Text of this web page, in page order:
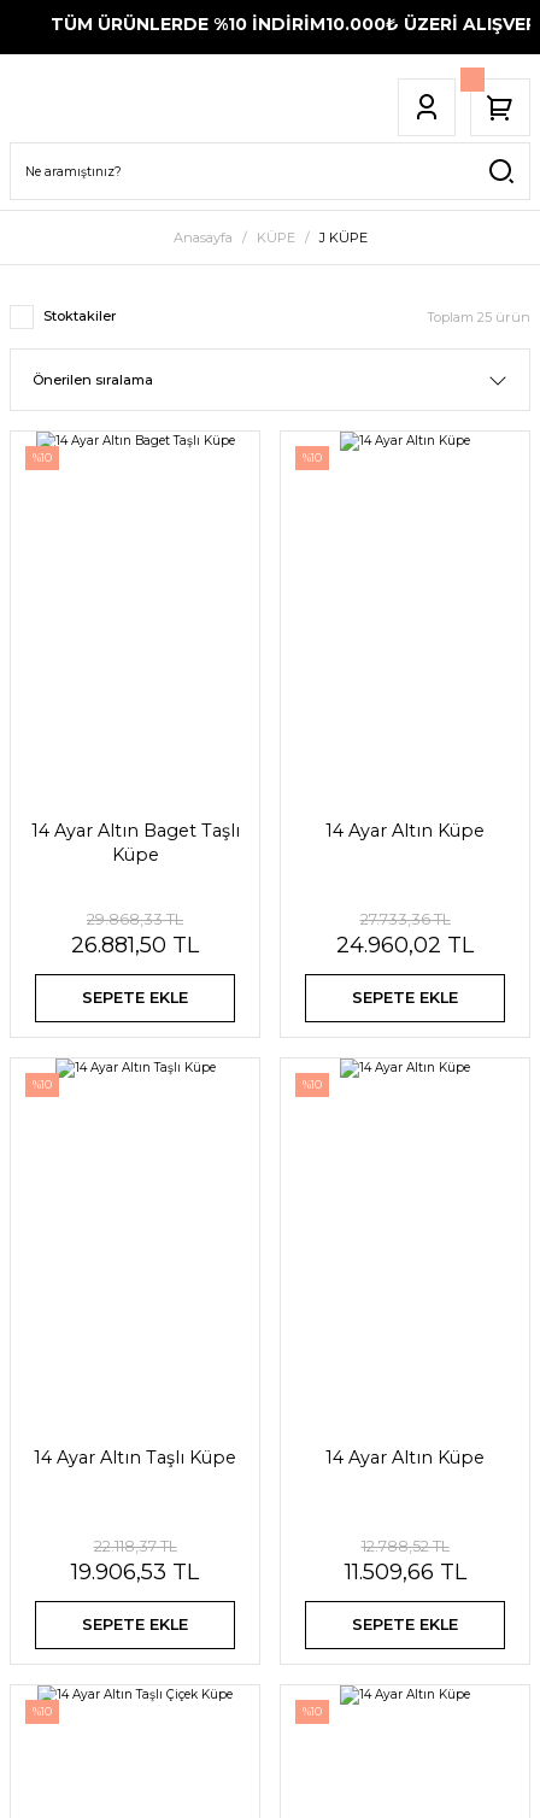
TÜM ÜRÜNLERDE %10 İNDİRİM10.000₺ ÜZERİ
Anasayfa KÜPE J KÜPE
Stoktakiler Toplam 25 ürün
%10
14 Ayar Altın Baget Taşlı
Küpe
29.868,33 TL
26.881,50 TL
SEPETE EKLE
%10
14 Ayar Altın Küpe
27.733,36 TL
24.960,02 TL
SEPETE EKLE
%10
14 Ayar Altın Taşlı Küpe
22.118,37 TL
19.906,53 TL
SEPETE EKLE
%10
14 Ayar Altın Küpe
12.788,52 TL
11.509,66 TL
SEPETE EKLE
%10 %10